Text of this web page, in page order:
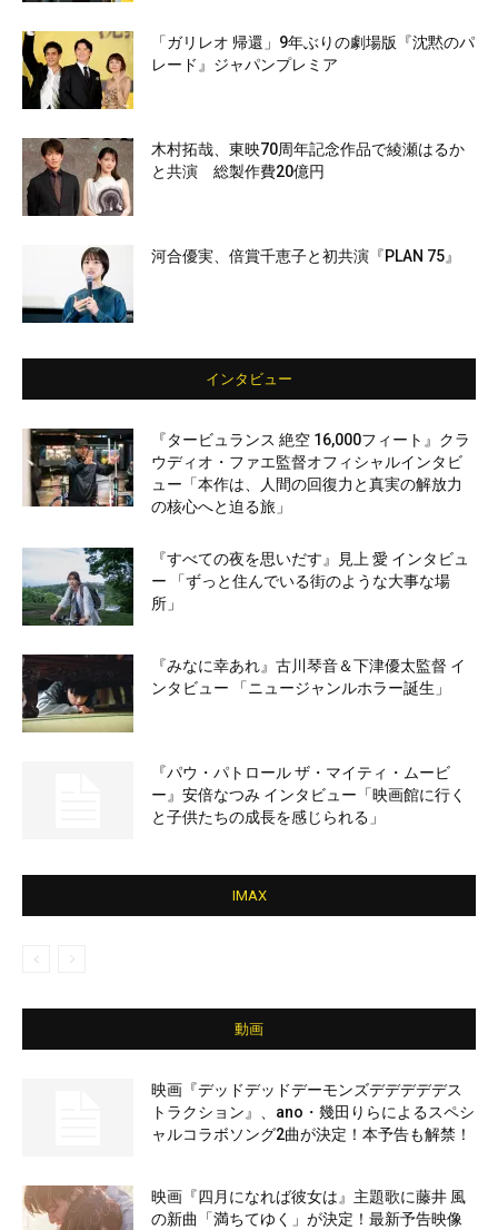
「ガリレオ 帰還」9年ぶりの劇場版『沈黙のパ
レード』ジャパンプレミア
木村拓哉、東映70周年記念作品で綾瀬はるか
と共演 総製作費20億円
河合優実、倍賞千恵子と初共演『PLAN 75』
インタビュー
『タービュランス 絶空 16,000フィート』クラ
ウディオ・ファエ監督オフィシャルインタビ
ュー「本作は、人間の回復力と真実の解放力
の核心へと迫る旅」
『すべての夜を思いだす』見上 愛 インタビュ
ー 「ずっと住んでいる街のような大事な場
所」
『みなに幸あれ』古川琴音＆下津優太監督 イ
ンタビュー 「ニュージャンルホラー誕生」
『パウ・パトロール ザ・マイティ・ムービ
ー』安倍なつみ インタビュー「映画館に行く
と子供たちの成長を感じられる」
IMAX
動画
映画『デッドデッドデーモンズデデデデデス
トラクション』、ano・幾田りらによるスペシ
ャルコラボソング2曲が決定！本予告も解禁！
映画『四月になれば彼女は』主題歌に藤井 風
の新曲「満ちてゆく」が決定！最新予告映像